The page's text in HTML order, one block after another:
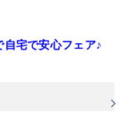
自宅で安心フェア♪